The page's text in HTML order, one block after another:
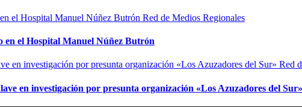
Red de Medios Regionales
en el Hospital Manuel Núñez Butrón
Red
en investigación por presunta organización «Los Azuzadores del Sur»